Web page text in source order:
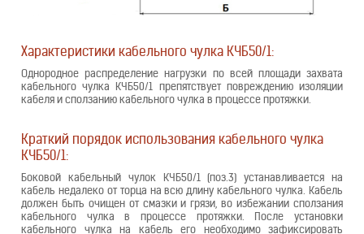
Характеристики кабельного чулка КЧБ50/1:
Однородное распределение нагрузки по всей площади захвата
кабельного чулка КЧБ50/1 препятствует повреждению изоляции
кабеля и сползанию кабельного чулка в процессе протяжки.
Краткий порядок использования кабельного чулка
КЧБ50/1:
Боковой кабельный чулок КЧБ50/1 (поз.3) устанавливается на
кабель недалеко от торца на всю длину кабельного чулка. Кабель
должен быть очищен от смазки и грязи, во избежании сползания
кабельного чулка в процессе протяжки. После установки
кабельного чулка на кабель его необходимо зафиксировать